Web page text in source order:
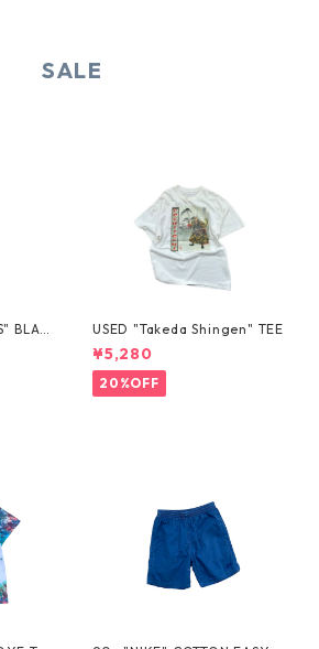
SALE
BLAN
USED "Takeda Shingen" TEE
¥5,280
20%OFF